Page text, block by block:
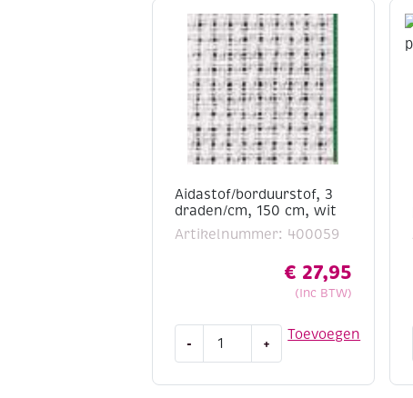
Aidastof/borduurstof, 3
draden/cm, 150 cm, wit
Artikelnummer: 400059
€ 27,95
(Inc BTW)
Toevoegen
-
Aidastof/borduurstof,
+